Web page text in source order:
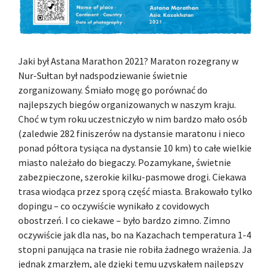
Jaki był Astana Marathon 2021? Maraton rozegrany w
Nur-Sułtan był nadspodziewanie świetnie
zorganizowany. Śmiało mogę go porównać do
najlepszych biegów organizowanych w naszym kraju.
Choć w tym roku uczestniczyło w nim bardzo mało osób
(zaledwie 282 finiszerów na dystansie maratonu i nieco
ponad półtora tysiąca na dystansie 10 km) to całe wielkie
miasto należało do biegaczy. Pozamykane, świetnie
zabezpieczone, szerokie kilku-pasmowe drogi. Ciekawa
trasa wiodąca przez sporą część miasta. Brakowało tylko
dopingu – co oczywiście wynikało z covidowych
obostrzeń. I co ciekawe – było bardzo zimno. Zimno
oczywiście jak dla nas, bo na Kazachach temperatura 1-4
stopni panująca na trasie nie robiła żadnego wrażenia. Ja
jednak zmarzłem, ale dzięki temu uzyskałem najlepszy